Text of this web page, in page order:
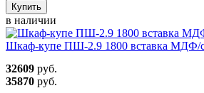
Купить
в наличии
Шкаф-купе ПШ-2.9 1800 вставка МДФ/
32609 руб.
35870 руб.